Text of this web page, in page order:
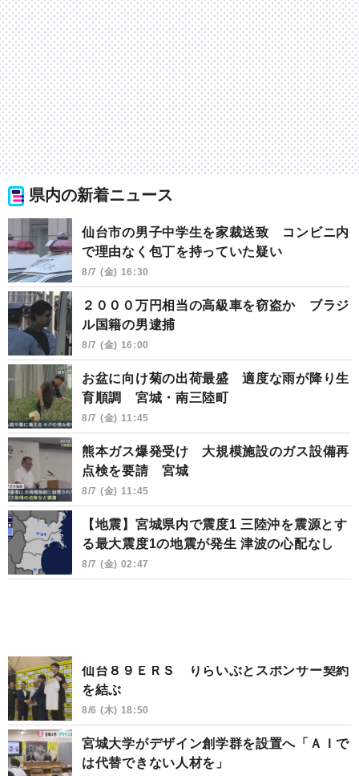
県内の新着ニュース
仙台市の男子中学生を家裁送致 コンビニ内
で理由なく包丁を持っていた疑い
8/7 (金) 16:30
２０００万円相当の高級車を窃盗か ブラジ
ル国籍の男逮捕
8/7 (金) 16:00
お盆に向け菊の出荷最盛 適度な雨が降り生
育順調 宮城・南三陸町
8/7 (金) 11:45
熊本ガス爆発受け 大規模施設のガス設備再
点検を要請 宮城
8/7 (金) 11:45
【地震】宮城県内で震度1 三陸沖を震源とす
る最大震度1の地震が発生 津波の心配なし
8/7 (金) 02:47
仙台８９ＥＲＳ りらいぶとスポンサー契約
を結ぶ
8/6 (木) 18:50
宮城大学がデザイン創学群を設置へ「ＡＩで
は代替できない人材を」